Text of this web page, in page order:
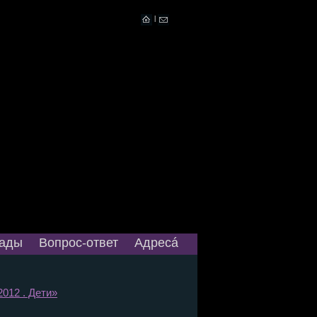
Вопрос-ответ Адресá
. Дети»